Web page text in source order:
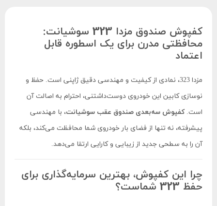
کفپوش صندوق مزدا 323 سوشیانت:
محافظتی مدرن برای یک اسطوره قابل
اعتماد
مزدا 323، نمادی از کیفیت و مهندسی دقیق ژاپنی است. حفظ و
نوسازی کابین این خودروی دوست‌داشتنی، احترام به اصالت آن
است.کفپوش سه‌بعدی صندوق عقب سوشیانت، با مهندسی
پیشرفته، نه تنها از فضای بار خودروی شما محافظت می‌کند، بلکه
آن را به سطحی جدید از زیبایی و کارایی ارتقا می‌دهد.
چرا این کفپوش، بهترین سرمایه‌گذاری برای
حفظ 323 شماست؟